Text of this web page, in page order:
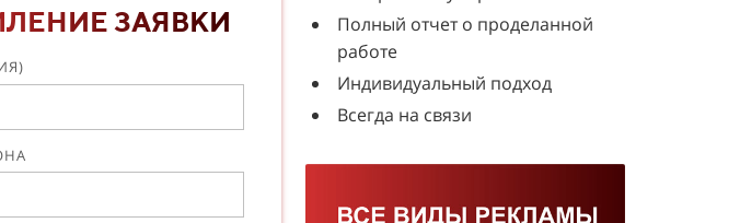
ЗАЯВКИ
Полный отчет о проделанной
работе
Индивидуальный подход
Всегда на связи